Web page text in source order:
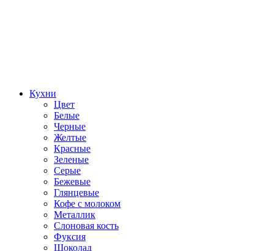
Кухни
Цвет
Белые
Черные
Желтые
Красные
Зеленые
Серые
Бежевые
Глянцевые
Кофе с молоком
Металлик
Слоновая кость
Фуксия
Шоколад